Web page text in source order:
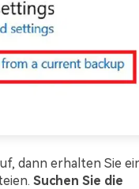
dann erhalten Sie
Suchen Sie die